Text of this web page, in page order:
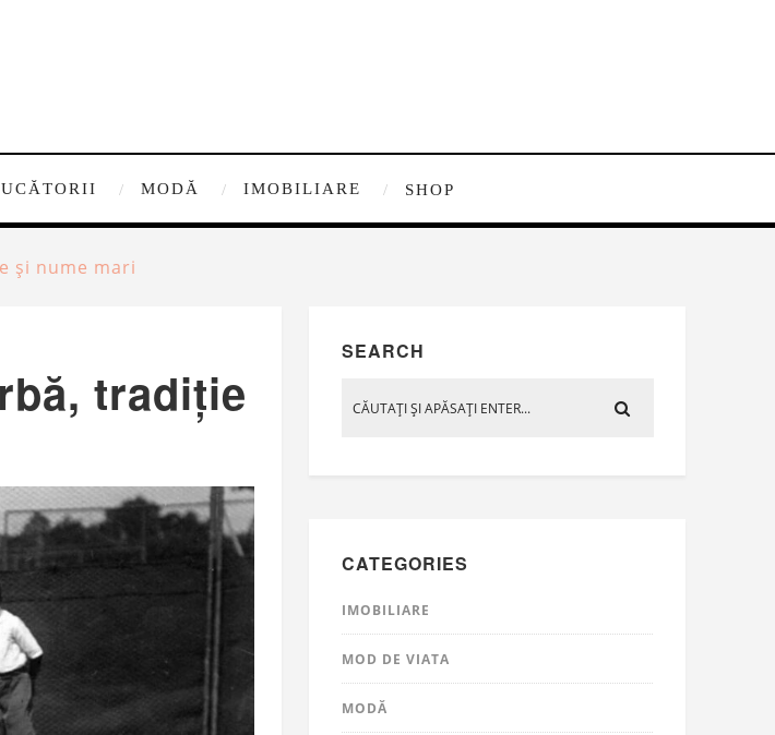
MODĂ IMOBILIARE SHOP
și nume mari
tradiție
SEARCH
CATEGORIES
IMOBILIARE
MOD DE VIATA
MODĂ